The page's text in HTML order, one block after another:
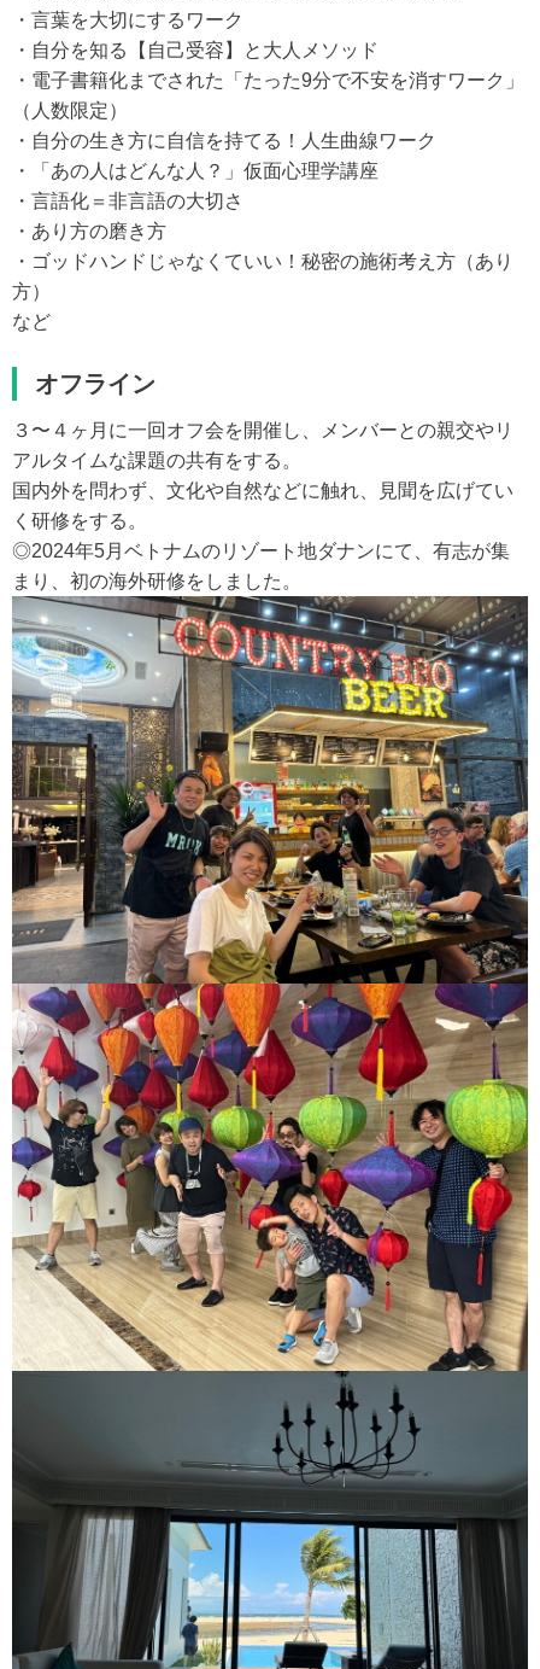
・言葉を大切にするワーク
・自分を知る【自己受容】と大人メソッド
・電子書籍化までされた「たった9分で不安を消すワーク」
（人数限定）
・自分の生き方に自信を持てる！人生曲線ワーク
・「あの人はどんな人？」仮面心理学講座
・言語化＝非言語の大切さ
・あり方の磨き方
・ゴッドハンドじゃなくていい！秘密の施術考え方（あり
方）
など
オフライン
３〜４ヶ月に一回オフ会を開催し、メンバーとの親交やリ
アルタイムな課題の共有をする。
国内外を問わず、文化や自然などに触れ、見聞を広げてい
く研修をする。
◎2024年5月ベトナムのリゾート地ダナンにて、有志が集
まり、初の海外研修をしました。